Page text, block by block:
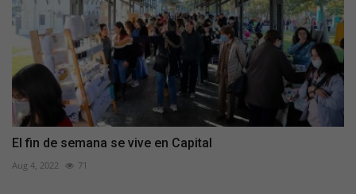
El fin de semana se vive en Capital
Aug 4, 2022 71